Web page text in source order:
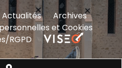
Actualités
Archives
et Cookies
RGPD